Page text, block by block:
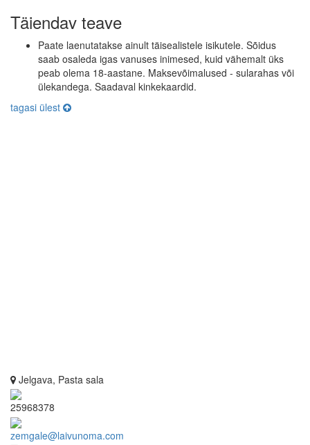
Täiendav teave
Paate laenutatakse ainult täisealistele isikutele. Sõidus
saab osaleda igas vanuses inimesed, kuid vähemalt üks
peab olema 18-aastane. Maksevõimalused - sularahas või
ülekandega. Saadaval kinkekaardid.
tagasi ülest
Jelgava, Pasta sala
25968378
zemgale@laivunoma.com